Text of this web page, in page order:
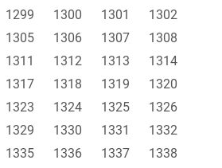
1299 1300 1301
1302
1305 1306 1307
1308
1311 1312 1313
1314
1317 1318 1319
1320
1323 1324 1325
1326
1329 1330 1331
1332
1335 1336 1337
1338